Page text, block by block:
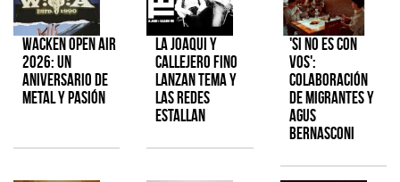
Wacken Open Air
2026: Un
aniversario de
metal y pasión
La Joaqui y
Callejero Fino
lanzan tema y
las redes
estallan
'Si No Es Con
Vos':
colaboración
de Migrantes y
Agus
Bernasconi